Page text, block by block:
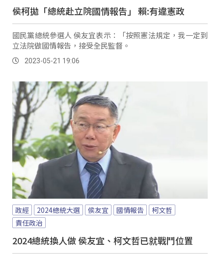
侯柯拋「總統赴立院國情報告」 賴:有違憲政
國民黨總統參選人 侯友宜表示：「按照憲法規定，我一定到
立法院做國情報告，接受全民監督。
2023-05-21 19:06
政經 2024總統大選 侯友宜 國情報告
柯文哲
責任政治
2024總統換人做 侯友宜、柯文哲已就戰鬥位置